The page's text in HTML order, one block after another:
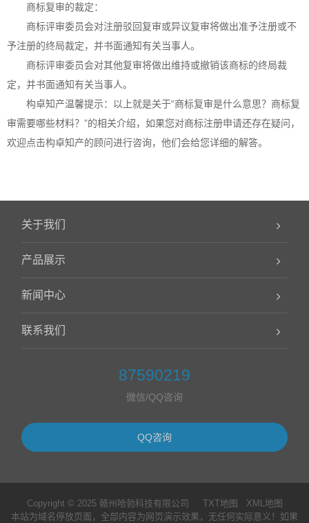
商标复审的裁定：
商标评审委员会对注册驳回复审或异议复审将做出准予注册或不
予注册的终局裁定，并书面通知有关当事人。
商标评审委员会对其他复审将做出维持或撤销该商标的终局裁
定，并书面通知有关当事人。
构卓知产温馨提示：以上就是关于“商标复审是什么意思？商标复
审需要哪些材料？”的相关介绍，如果您对商标注册申请还存在疑问，
欢迎点击构卓知产的顾问进行咨询，他们会给您详细的解答。
关于我们
产品展示
新闻中心
联系我们
87590219
微信/QQ咨询
QQ咨询
Copyright © 2025 赣州哈勃科技有限公司 TXT地图
XML地图
本站为域名停放页面，全部内容为网页演示效果，无任何实际意义！如果